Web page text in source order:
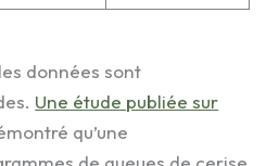
données sont
Une étude publiée sur
qu’une